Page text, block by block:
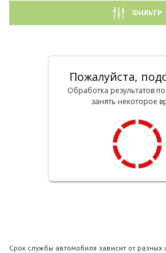
ФИЛЬТР
Пожалуйста,
Обработка результатов
занять некоторое
Срок службы автомобиля зависит от разных